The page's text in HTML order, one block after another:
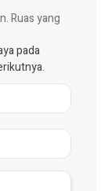
Ruas yang
pada